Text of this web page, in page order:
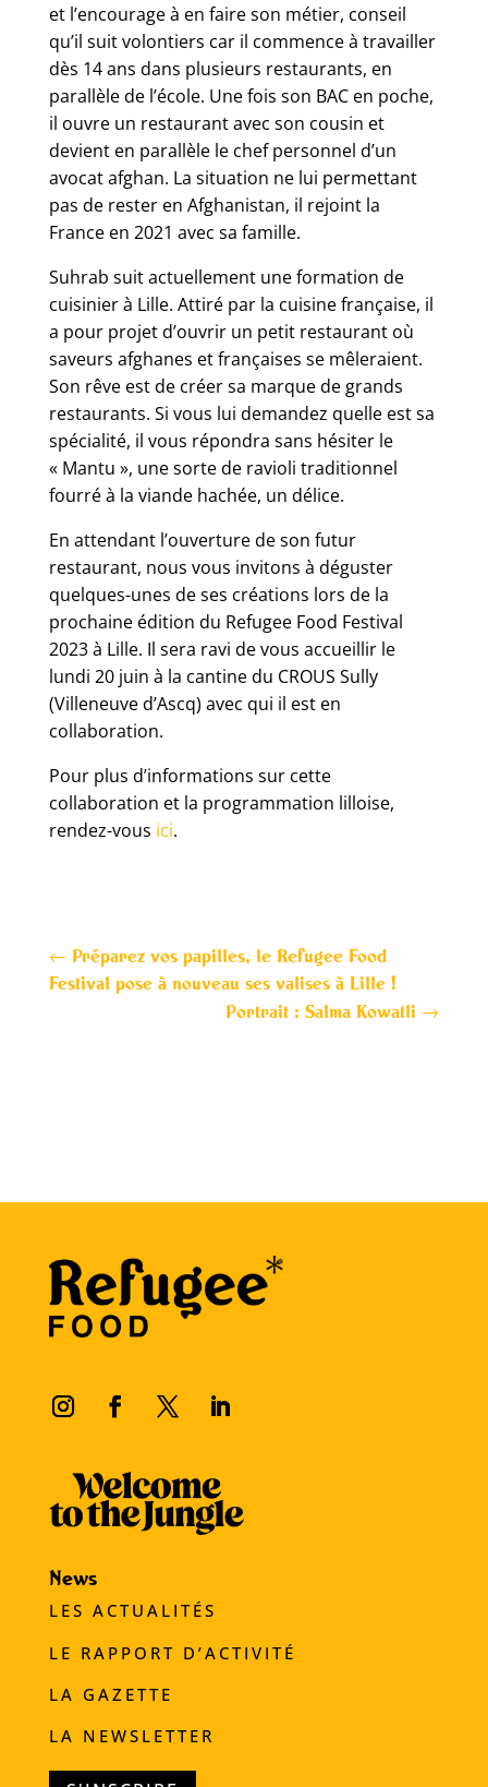
et l’encourage à en faire son métier, conseil
qu’il suit volontiers car il commence à travailler
dès 14 ans dans plusieurs restaurants, en
parallèle de l’école. Une fois son BAC en poche,
il ouvre un restaurant avec son cousin et
devient en parallèle le chef personnel d’un
avocat afghan. La situation ne lui permettant
pas de rester en Afghanistan, il rejoint la
France en 2021 avec sa famille.
Suhrab suit actuellement une formation de
cuisinier à Lille. Attiré par la cuisine française, il
a pour projet d’ouvrir un petit restaurant où
saveurs afghanes et françaises se mêleraient.
Son rêve est de créer sa marque de grands
restaurants. Si vous lui demandez quelle est sa
spécialité, il vous répondra sans hésiter le
« Mantu », une sorte de ravioli traditionnel
fourré à la viande hachée, un délice.
En attendant l’ouverture de son futur
restaurant, nous vous invitons à déguster
quelques-unes de ses créations lors de la
prochaine édition du Refugee Food Festival
2023 à Lille. Il sera ravi de vous accueillir le
lundi 20 juin à la cantine du CROUS Sully
(Villeneuve d’Ascq) avec qui il est en
collaboration.
Pour plus d’informations sur cette
collaboration et la programmation lilloise,
rendez-vous ici.
← Préparez vos papilles, le Refugee Food
Festival pose à nouveau ses valises à Lille !
Portrait : Salma Kowatli →
News
LES ACTUALITÉS
LE RAPPORT D’ACTIVITÉ
LA GAZETTE
LA NEWSLETTER